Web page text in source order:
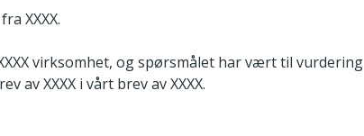
XXXX.
virksomhet, og spørsmålet har vært til vurdering
av XXXX i vårt brev av XXXX.